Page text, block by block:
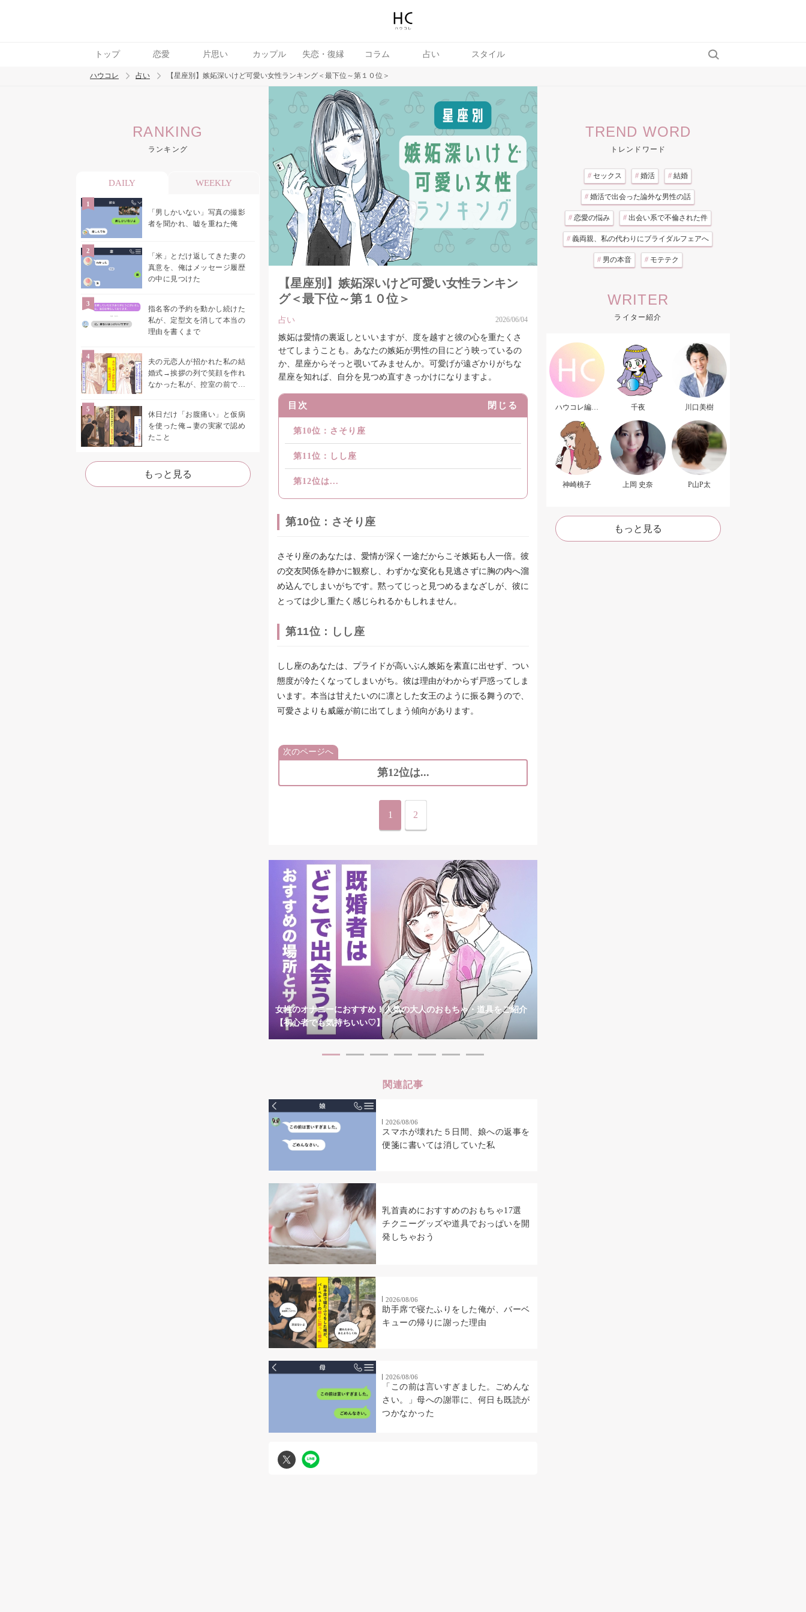
トップ 恋愛 片思い カップル 失恋・復縁 コラム 占い スタイル
トレンド ワード
ハウコレ 占い 【星座別】嫉妬深いけど可愛い女性ランキング＜最下位～第１０位＞
RANKING
ランキング
DAILY WEEKLY
「男しかいない」写真の撮影
者を聞かれ、嘘を重ねた俺
「米」とだけ返してきた妻の
真意を、俺はメッセージ履歴
の中に見つけた
指名客の予約を動かし続けた
私が、定型文を消して本当の
理由を書くまで
夫の元恋人が招かれた私の結
婚式→挨拶の列で笑顔を作れ
なかった私が、控室の前で彼
休日だけ「お腹痛い」と仮病
を使った俺→妻の実家で認め
たこと
もっと見る
【星座別】嫉妬深いけど可愛い女性ランキン
グ＜最下位～第１０位＞
占い 2026/06/04
嫉妬は愛情の裏返しといいますが、度を越すと彼の心を重たくさ
せてしまうことも。あなたの嫉妬が男性の目にどう映っているの
か、星座からそっと覗いてみませんか。可愛げが遠ざかりがちな
星座を知れば、自分を見つめ直すきっかけになりますよ。
目次 閉じる
第10位：さそり座
第11位：しし座
第12位は...
第10位：さそり座
さそり座のあなたは、愛情が深く一途だからこそ嫉妬も人一倍。彼
の交友関係を静かに観察し、わずかな変化も見逃さずに胸の内へ溜
め込んでしまいがちです。黙ってじっと見つめるまなざしが、彼に
とっては少し重たく感じられるかもしれません。
第11位：しし座
しし座のあなたは、プライドが高いぶん嫉妬を素直に出せず、つい
態度が冷たくなってしまいがち。彼は理由がわからず戸惑ってしま
います。本当は甘えたいのに凛とした女王のように振る舞うので、
可愛さよりも威厳が前に出てしまう傾向があります。
次のページへ
第12位は...
1 2
女性のオナニーにおすすめ！人気の大人のおもちゃ・道具をご紹介
【初心者でも気持ちいい♡】
関連記事
2026/08/06
スマホが壊れた５日間、娘への返事を
便箋に書いては消していた私
乳首責めにおすすめのおもちゃ17選
チクニーグッズや道具でおっぱいを開
発しちゃおう
2026/08/06
助手席で寝たふりをした俺が、バーベ
キューの帰りに謝った理由
2026/08/06
「この前は言いすぎました。ごめんな
さい。」母への謝罪に、何日も既読が
つかなかった
TREND WORD
トレンドワード
# セックス # 婚活 # 結婚
# 婚活で出会った論外な男性の話
# 恋愛の悩み # 出会い系で不倫された件
# 義両親、私の代わりにブライダルフェアへ
# 男の本音 # モテテク
WRITER
ライター紹介
ハウコレ編集
千夜 川口美樹
神崎桃子 上岡 史奈 P山P太
もっと見る